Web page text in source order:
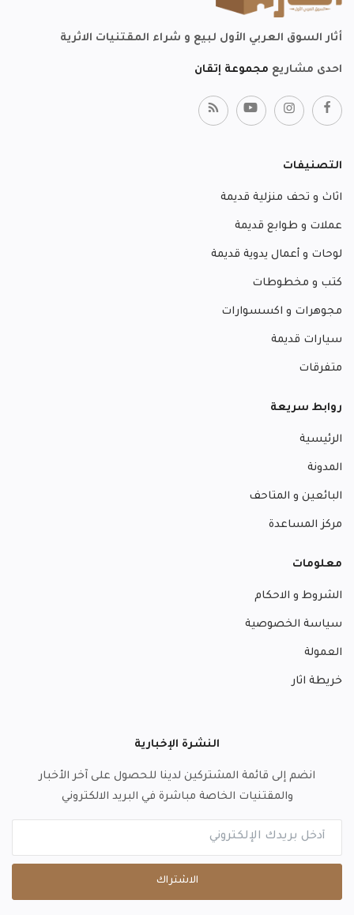
أثار السوق العربي الأول لبيع و شراء المقتنيات الاثرية
احدى مشاريع مجموعة إتقان
التصنيفات
اثاث و تحف منزلية قديمة
عملات و طوابع قديمة
لوحات و أعمال يدوية قديمة
كتب و مخطوطات
مجوهرات و اكسسوارات
سيارات قديمة
متفرقات
روابط سريعة
الرئيسية
المدونة
البائعين و المتاحف
مركز المساعدة
معلومات
الشروط و الاحكام
سياسة الخصوصية
العمولة
خريطة اثار
النشرة الإخبارية
انضم إلى قائمة المشتركين لدينا للحصول على آخر الأخبار
والمقتنيات الخاصة مباشرة في البريد الالكتروني
الاشتراك